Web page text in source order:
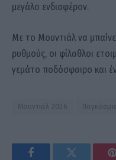
μεγάλο ενδιαφέρον.
Με το Μουντιάλ να
ρυθμούς, οι φίλαθλοι
γεμάτο ποδόσφαιρο και
Μουντιάλ 2026